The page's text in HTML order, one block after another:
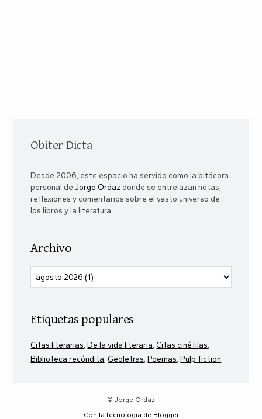
Obiter Dicta
Desde 2006, este espacio ha servido como la bitácora
personal de Jorge Ordaz donde se entrelazan notas,
reflexiones y comentarios sobre el vasto universo de
los libros y la literatura.
Archivo
Etiquetas populares
Citas literarias De la vida literaria Citas cinéfilas
Biblioteca recóndita Geoletras Poemas Pulp fiction
Con la tecnología de Blogger
© Jorge Ordaz